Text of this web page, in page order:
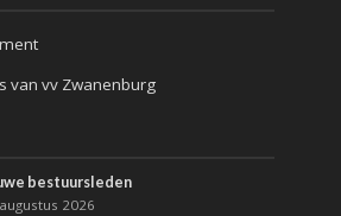
van vv Zwanenburg
bestuursleden
2026